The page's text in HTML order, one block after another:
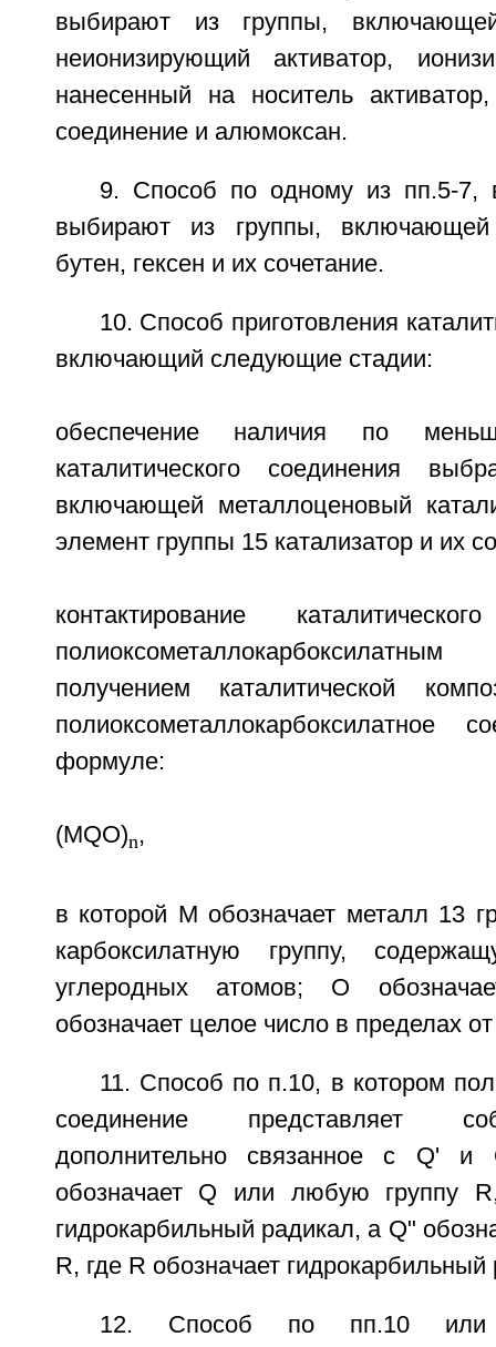
выбирают из группы,
неионизирующий активатор,
нанесенный на носитель
соединение и алюмоксан.
9. Способ по одному из пп.5-7,
выбирают из группы, включающей
бутен, гексен и их сочетание.
10. Способ приготовления
включающий следующие стадии:
обеспечение наличия по
каталитического соединения
включающей металлоценовый
элемент группы 15 катализатор и их
контактирование
получением каталитической
полиоксометаллокарбоксилатное
формуле:
(MQO)n,
в которой М обозначает металл 13
карбоксилатную группу,
углеродных атомов; О
обозначает целое число в пределах
11. Способ по п.10, в котором
соединение представляет
дополнительно связанное с Q'
обозначает Q или любую группу
гидрокарбильный радикал, а Q"
R, где R обозначает гидрокарбильный
12. Способ по пп.10